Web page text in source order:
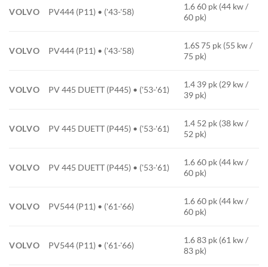
VOLVO PV444 (P11) • ('43-'58)
1.6 60 pk (44 kw /
60 pk)
VOLVO PV444 (P11) • ('43-'58)
1.6S 75 pk (55 kw /
75 pk)
VOLVO PV 445 DUETT (P445) • ('53-'61)
1.4 39 pk (29 kw /
39 pk)
VOLVO PV 445 DUETT (P445) • ('53-'61)
1.4 52 pk (38 kw /
52 pk)
VOLVO PV 445 DUETT (P445) • ('53-'61)
1.6 60 pk (44 kw /
60 pk)
VOLVO PV544 (P11) • ('61-'66)
1.6 60 pk (44 kw /
60 pk)
VOLVO PV544 (P11) • ('61-'66)
1.6 83 pk (61 kw /
83 pk)